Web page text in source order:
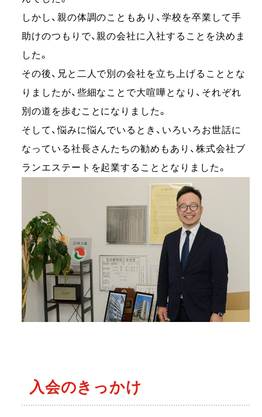
しかし、親の体調のこともあり、学校を卒業して手
助けのつもりで、親の会社に入社することを決めま
した。
その後、兄と二人で別の会社を立ち上げることとな
りましたが、些細なことで大喧嘩となり、それぞれ
別の道を歩むことになりました。
そして、悩みに悩んでいるとき、いろいろお世話に
なっている社長さんたちの勧めもあり、株式会社ブ
ランエステートを起業することとなりました。
入会のきっかけ